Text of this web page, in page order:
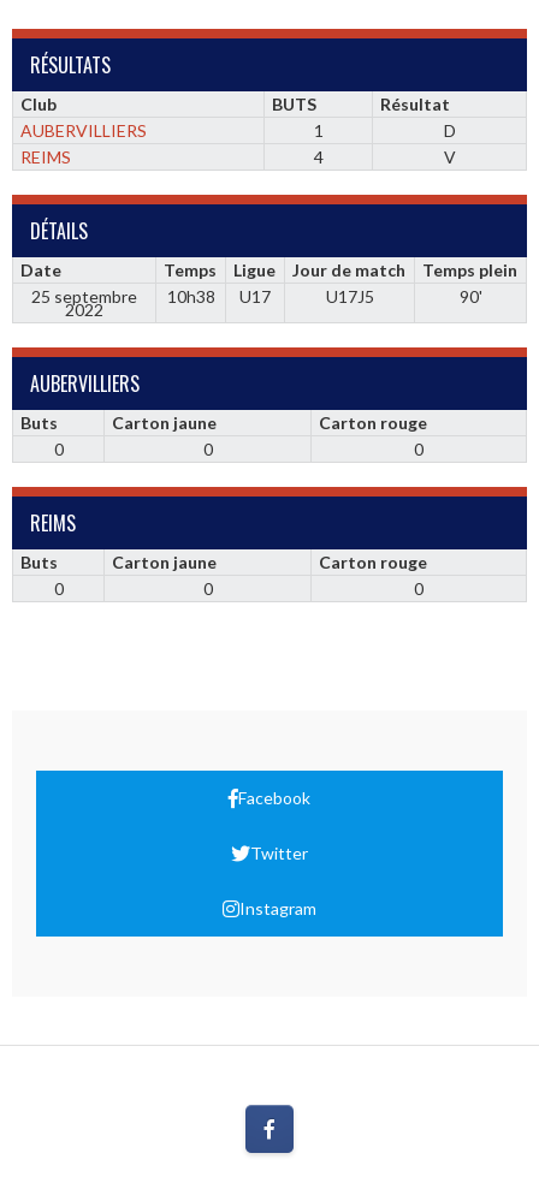
RÉSULTATS
Club BUTS
Résultat
AUBERVILLIERS
1
D
REIMS
4 V
DÉTAILS
Date Temps Ligue Jour de match
Temps plein
25 septembre
2022
10h38 U17 U17J5 90'
AUBERVILLIERS
Buts Carton jaune
Carton rouge
0
0 0
REIMS
Buts Carton jaune
Carton rouge
0
0 0
Facebook
Twitter
Instagram